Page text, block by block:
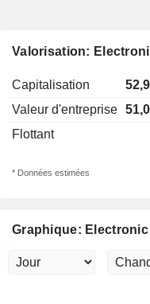
Valorisation:
Capitalisation
Valeur d'entreprise
Flottant
* Données estimées
Graphique: